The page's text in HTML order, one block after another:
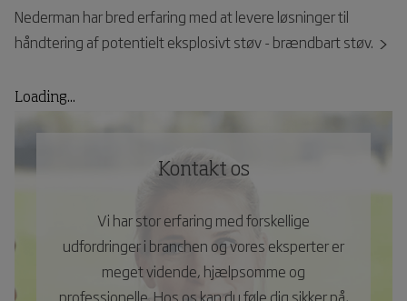
Nederman har bred erfaring med at levere løsninger til
håndtering af potentielt eksplosivt støv - brændbart støv.
Loading...
Kontakt os
Vi har stor erfaring med forskellige
udfordringer i branchen og vores eksperter er
meget vidende, hjælpsomme og